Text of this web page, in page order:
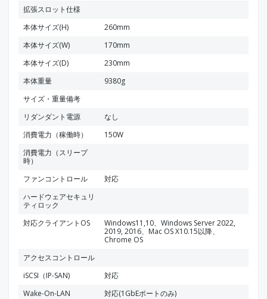
拡張スロット仕様
本体サイズ(H)
260mm
本体サイズ(W)
170mm
本体サイズ(D)
230mm
本体重量
9380g
サイズ・重量備考
リダンダント電源
なし
消費電力（稼働時）
150W
消費電力（スリープ
時）
ファンコントロール
対応
ハードウェアセキュリ
ティロック
対応クライアントOS
Windows11,10、Windows Server 2022,
2019, 2016、Mac OS X10.15以降、
Chrome OS
アクセスコントロール
iSCSI（IP-SAN)
対応
Wake-On-LAN
対応(1GbEポートのみ)